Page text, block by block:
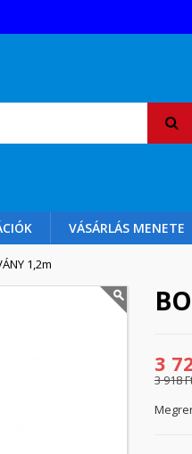
VÁSÁRLÁS MENETE
1,2m
3
3 918